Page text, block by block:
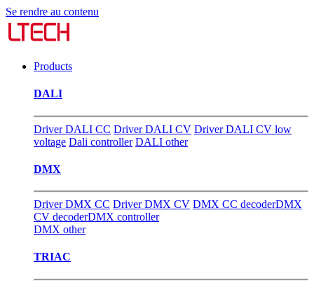
Se rendre au contenu
Products
DALI
Driver DALI CC Driver DALI CV Driver DALI CV low
voltage Dali controller DALI other
DMX
Driver DMX CC Driver DMX CV DMX CC decoderDMX
CV decoderDMX controller
DMX other
TRIAC